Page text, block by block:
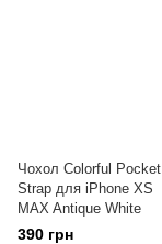
Чохол Colorful Pocket
Strap для iPhone XS
MAX Antique White
390 грн